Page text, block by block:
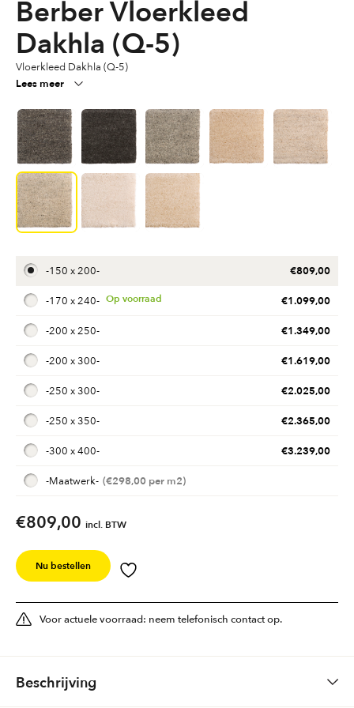
Berber Vloerkleed
Dakhla (Q-5)
Vloerkleed Dakhla (Q-5)
Lees meer
-150 x 200- €809,00
-170 x 240- €1.099,00
-200 x 250- €1.349,00
-200 x 300- €1.619,00
-250 x 300- €2.025,00
-250 x 350- €2.365,00
-300 x 400- €3.239,00
-Maatwerk- €298,00
€809,00 incl. BTW
Nu bestellen
Voor actuele voorraad: neem telefonisch contact op.
Beschrijving